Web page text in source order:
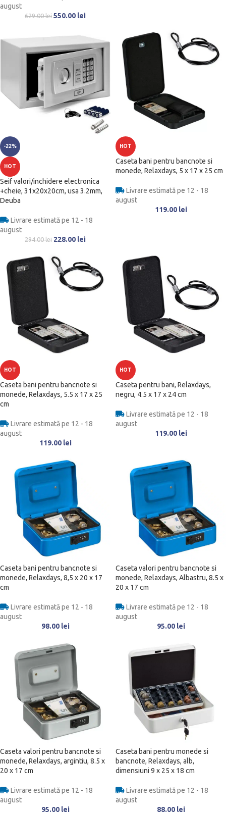
august
629.00lei 550.00 lei
-22%
HOT
Seif valori/inchidere electronica
+cheie, 31x20x20cm, usa 3.2mm,
Deuba
Livrare estimată pe 12 - 18
august
294.00lei 228.00 lei
HOT
Caseta bani pentru bancnote si
monede, Relaxdays, 5 x 17 x 25 cm
Livrare estimată pe 12 - 18
august
119.00 lei
HOT
Caseta bani pentru bancnote si
monede, Relaxdays, 5.5 x 17 x 25
cm
Livrare estimată pe 12 - 18
august
119.00 lei
HOT
Caseta pentru bani, Relaxdays,
negru, 4.5 x 17 x 24 cm
Livrare estimată pe 12 - 18
august
119.00 lei
Caseta bani pentru bancnote si
monede, Relaxdays, 8,5 x 20 x 17
cm
Livrare estimată pe 12 - 18
august
98.00 lei
Caseta valori pentru bancnote si
monede, Relaxdays, Albastru, 8.5 x
20 x 17 cm
Livrare estimată pe 12 - 18
august
95.00 lei
Caseta valori pentru bancnote si
monede, Relaxdays, argintiu, 8.5 x
20 x 17 cm
Livrare estimată pe 12 - 18
august
95.00 lei
Caseta bani pentru monede si
bancnote, Relaxdays, alb,
dimensiuni 9 x 25 x 18 cm
Livrare estimată pe 12 - 18
august
88.00 lei